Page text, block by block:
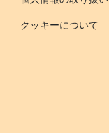
クッキーについて